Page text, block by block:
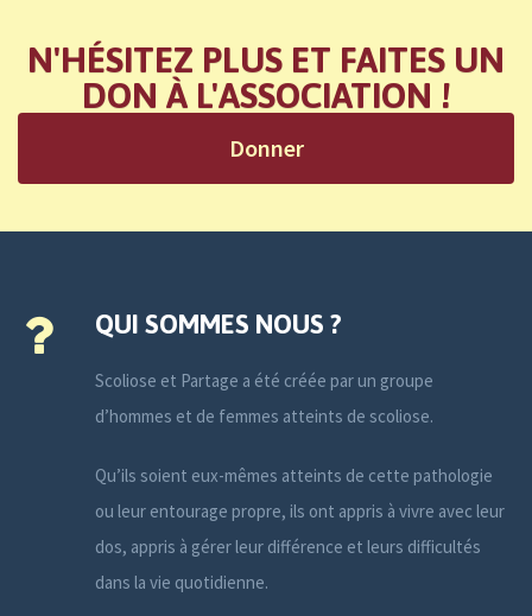
N'HÉSITEZ PLUS ET FAITES UN
DON À L'ASSOCIATION !
Donner
QUI SOMMES NOUS ?
Scoliose et Partage a été créée par un groupe
d’hommes et de femmes atteints de scoliose.
Qu’ils soient eux-mêmes atteints de cette pathologie
ou leur entourage propre, ils ont appris à vivre avec leur
dos, appris à gérer leur différence et leurs difficultés
dans la vie quotidienne.